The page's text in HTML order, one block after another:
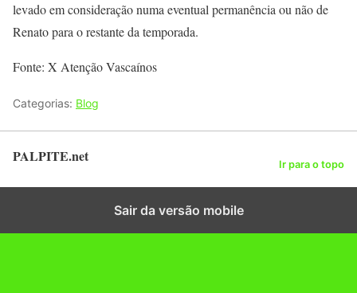
levado em consideração numa eventual permanência ou não de
Renato para o restante da temporada.
Fonte: X Atenção Vascaínos
Categorias: Blog
PALPITE.net Ir para o topo
Sair da versão mobile